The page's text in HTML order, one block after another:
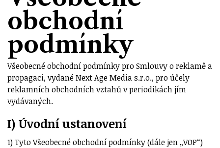
Společnost
obchodní
podmínky
Všeobecné obchodní podmínky pro Smlouvy o reklamě a
propagaci, vydané Next Age Media s.r.o., pro účely
reklamních obchodních vztahů v periodikách jím
vydávaných.
I) Úvodní ustanovení
1) Tyto Všeobecné obchodní podmínky (dále jen „VOP“)